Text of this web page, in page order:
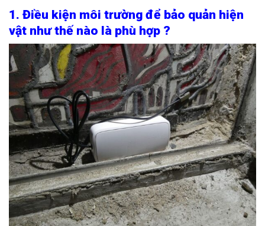
1. Điều kiện môi trường để bảo quản hiện
vật như thế nào là phù hợp ?